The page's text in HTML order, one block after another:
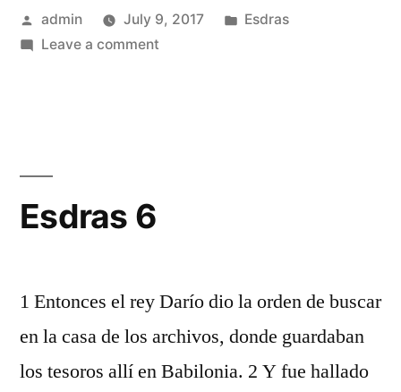
Posted
by
admin July 9, 2017
Posted
Esdras
Leave a commenton
Esdras 6
1 Entonces el rey Darío dio la orden de buscar
en la casa de los archivos, donde guardaban
los tesoros allí en Babilonia. 2 Y fue hallado